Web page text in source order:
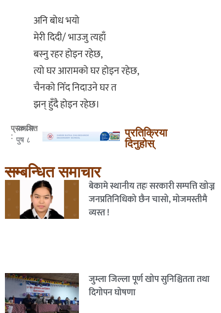
‎अनि बोध भयो
‎मेरी दिदी/ भाउजु त्यहाँ
‎बस्नु रहर होइन रहेछ,
‎त्यो घर आरामको घर होइन रहेछ,
‎चैनको निँद निदाउने घर त
‎झन् हुँदै होइन रहेछ।
प्रकाशित
:
२०८२
पुष ८
प्रतिक्रिया
दिनुहोस्
सम्बन्धित समाचार
बेकामे स्थानीय तहः सरकारी सम्पत्ति खोज्न
जनप्रतिनिधिको छैन चासो, मोजमस्तीमै
व्यस्त !
जुम्ला जिल्ला पूर्ण खोप सुनिश्चितता तथा
दिगोपन घोषणा